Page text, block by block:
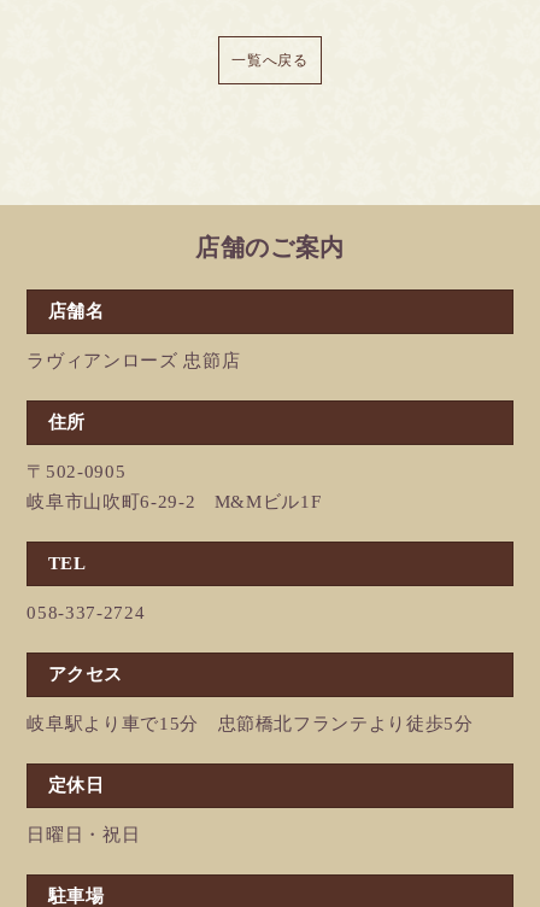
一覧へ戻る
店舗のご案内
店舗名
ラヴィアンローズ 忠節店
住所
〒502-0905
岐阜市山吹町6-29-2 M&Mビル1F
TEL
058-337-2724
アクセス
岐阜駅より車で15分 忠節橋北フランテより徒歩5分
定休日
日曜日・祝日
駐車場